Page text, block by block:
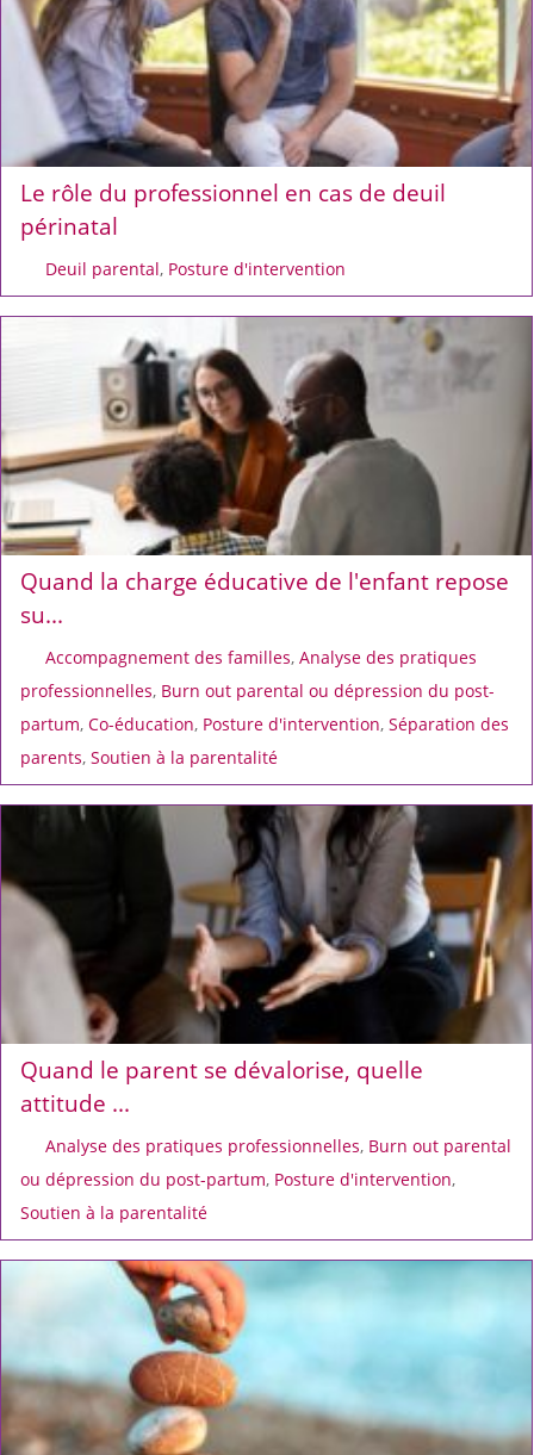
Le rôle du professionnel en cas de deuil
périnatal
Deuil parental, Posture d'intervention
Quand la charge éducative de l'enfant repose
su...
Accompagnement des familles, Analyse des pratiques
professionnelles, Burn out parental ou dépression du post-
partum, Co-éducation, Posture d'intervention, Séparation des
parents, Soutien à la parentalité
Quand le parent se dévalorise, quelle
attitude ...
Analyse des pratiques professionnelles, Burn out parental
ou dépression du post-partum, Posture d'intervention,
Soutien à la parentalité